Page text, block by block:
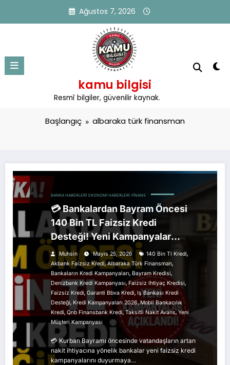
Ağustos 7, 2026
kamu bilgisi
Resmî bilgiler, güvenilir kaynak.
Etiket: albaraka türk finansman
Başlangıç albaraka türk finansman
BANKA HABERLERI EKONOMI HABERLERI FINANS
💳 Bankalardan Bayram Öncesi
140 Bin TL Faizsiz Kredi
Desteği! Yeni Kampanyalar
Açıklandı
Muhsin Mayıs 25, 2026 140 Bin Tl Kredi,
Akbank Faizsiz Kredi,Albaraka Türk Finansman,
Bankaların Kredi Kampanyaları, Bayram Kredisi,
Denizbank Kredi Kampanyası,Faizsiz Ihtiyaç Kredisi,
Faizsiz Kredi, Garanti Bbva Kredi, Iş Bankası Kredi
Desteği, Kredi Kampanyaları 2026,Mobil Bankacılık
Kredi, Qnb Finansbank Kredi,Taksitli Nakit Avans,Yeni
Müşteri Kampanyası
💳 Kurban Bayramı öncesinde vatandaşların artan
nakit ihtiyacına yönelik bankalar yeni faizsiz kredi
kampanyalarını duyurmaya…